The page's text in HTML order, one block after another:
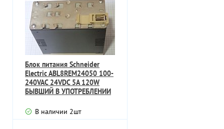
Блок питания Schneider
Electric ABL8REM24050 100-
240VAC 24VDC 5A 120W
БЫВШИЙ В УПОТРЕБЛЕНИИ
В наличии 2шт